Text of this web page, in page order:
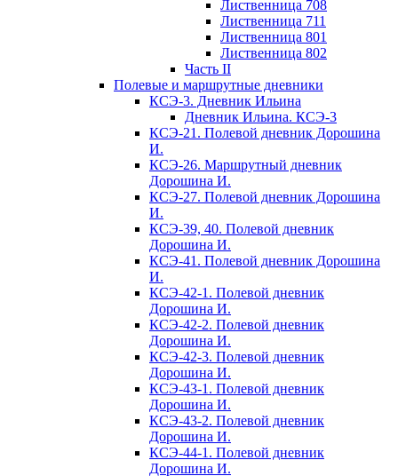
Лиственница 708
Лиственница 711
Лиственница 801
Лиственница 802
Часть II
Полевые и маршрутные дневники
КСЭ-3. Дневник Ильина
Дневник Ильина. КСЭ-3
КСЭ-21. Полевой дневник Дорошина
И.
КСЭ-26. Маршрутный дневник
Дорошина И.
КСЭ-27. Полевой дневник Дорошина
И.
КСЭ-39, 40. Полевой дневник
Дорошина И.
КСЭ-41. Полевой дневник Дорошина
И.
КСЭ-42-1. Полевой дневник
Дорошина И.
КСЭ-42-2. Полевой дневник
Дорошина И.
КСЭ-42-3. Полевой дневник
Дорошина И.
КСЭ-43-1. Полевой дневник
Дорошина И.
КСЭ-43-2. Полевой дневник
Дорошина И.
КСЭ-44-1. Полевой дневник
Дорошина И.